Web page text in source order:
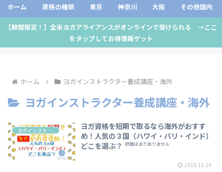
ホーム 資格の種類 東京 神奈川 大阪 その他国内
【期間限定！】全米ヨガアライアンスがオンラインで受けられる →ここ
をタップしてお得情報ゲット
ホーム ヨガインストラクター養成講座・海外
ヨガインストラクター養成講座・海外
ヨガインストラクター養成講座・海外
ヨガ資格を短期で取るなら海外がおすす
め！人気の３国（ハワイ・バリ・インド）
どこを選ぶ？
評価はまだありません
2019.11.14